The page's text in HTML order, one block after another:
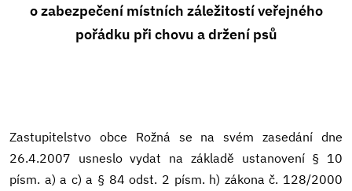
o zabezpečení místních záležitostí veřejného
pořádku při chovu a držení psů
Zastupitelstvo obce Rožná se na svém zasedání dne
26.4.2007 usneslo vydat na základě ustanovení § 10
písm. a) a c) a § 84 odst. 2 písm. h) zákona č. 128/2000